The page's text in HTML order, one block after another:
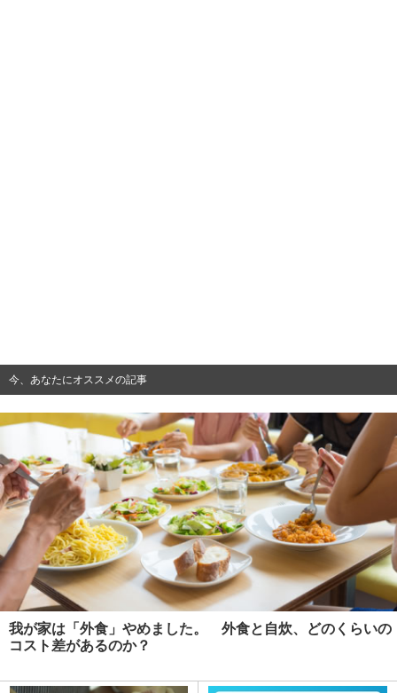
今、あなたにオススメの記事
我が家は「外食」やめました。 外食と自炊、どのくらいの
コスト差があるのか？